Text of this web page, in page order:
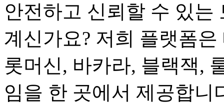
안전하고 신뢰할 수 있는
계신가요? 저희 플랫폼
롯머신, 바카라, 블랙잭,
임을 한 곳에서 제공합니